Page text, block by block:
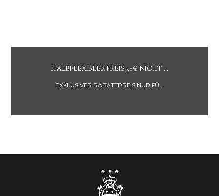
NON REFUNDABLE RATE BREAKFAST ...
RABATTPREIS NICHT RÜCKERSTATT...